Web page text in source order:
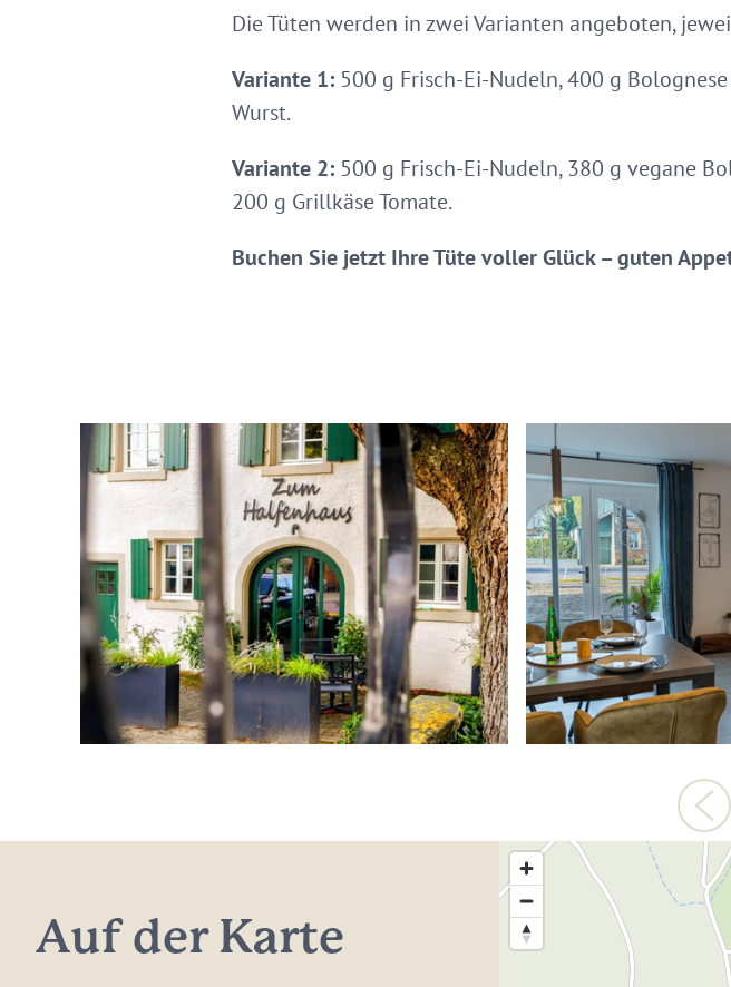
Die Tüten werden in zwei Varianten angeboten,
Variante 1: 500 g Frisch-Ei-Nudeln, 400 g
Wurst.
Variante 2: 500 g Frisch-Ei-Nudeln, 380 g vegane
200 g Grillkäse Tomate.
Buchen Sie jetzt Ihre Tüte voller Glück – guten
Auf der Karte